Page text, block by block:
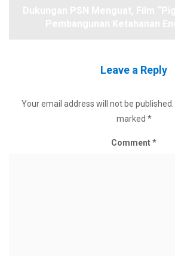
Leave a Reply
Your email address will not be published.
marked *
Comment*